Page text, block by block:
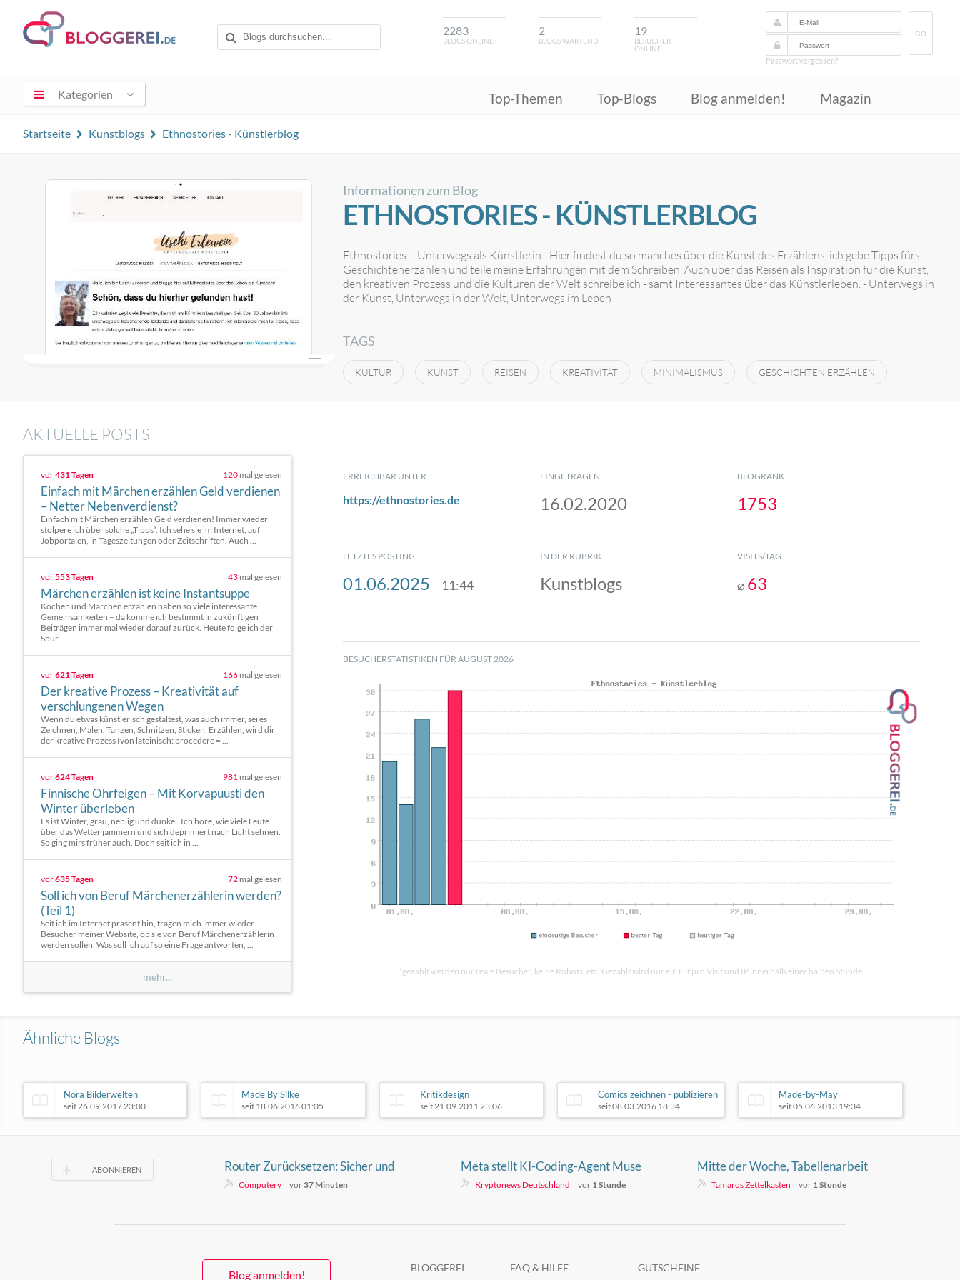
2283
BLOGS ONLINE
2
BLOGS WARTEND
19
BESUCHER
ONLINE
GO
Passwort vergessen?
Kategorien Top-Themen Top-Blogs Blog anmelden! Magazin
Startseite Kunstblogs Ethnostories - Künstlerblog
Informationen zum Blog
ETHNOSTORIES - KÜNSTLERBLOG
Ethnostories – Unterwegs als Künstlerin - Hier findest du so manches über die Kunst des Erzählens, ich gebe Tipps fürs
Geschichtenerzählen und teile meine Erfahrungen mit dem Schreiben. Auch über das Reisen als Inspiration für die Kunst,
den kreativen Prozess und die Kulturen der Welt schreibe ich - samt Interessantes über das Künstlerleben. - Unterwegs in
der Kunst, Unterwegs in der Welt, Unterwegs im Leben
TAGS
KULTUR KUNST REISEN KREATIVITÄT MINIMALISMUS GESCHICHTEN ERZÄHLEN
AKTUELLE POSTS
vor431 Tagen 120 mal gelesen
Einfach mit Märchen erzählen Geld verdienen
– Netter Nebenverdienst?
Einfach mit Märchen erzählen Geld verdienen! Immer wieder
stolpere ich über solche „Tipps“. Ich sehe sie im Internet, auf
Jobportalen, in Tageszeitungen oder Zeitschriften. Auch ...
vor553 Tagen 43 mal gelesen
Märchen erzählen ist keine Instantsuppe
Kochen und Märchen erzählen haben so viele interessante
Gemeinsamkeiten – da komme ich bestimmt in zukünftigen
Beiträgen immer mal wieder darauf zurück. Heute folge ich der
Spur ...
vor621 Tagen 166 mal gelesen
Der kreative Prozess – Kreativität auf
verschlungenen Wegen
Wenn du etwas künstlerisch gestaltest, was auch immer, sei es
Zeichnen, Malen, Tanzen, Schnitzen, Sticken, Erzählen, wird dir
der kreative Prozess (von lateinisch: procedere = ...
vor624 Tagen 981 mal gelesen
Finnische Ohrfeigen – Mit Korvapuusti den
Winter überleben
Es ist Winter, grau, neblig und dunkel. Ich höre, wie viele Leute
über das Wetter jammern und sich deprimiert nach Licht sehnen.
So ging mirs früher auch. Doch seit ich in ...
vor635 Tagen 72 mal gelesen
Soll ich von Beruf Märchenerzählerin werden?
(Teil 1)
Seit ich im Internet präsent bin, fragen mich immer wieder
Besucher meiner Website, ob sie von Beruf Märchenerzählerin
werden sollen. Was soll ich auf so eine Frage antworten, ...
mehr...
ERREICHBAR UNTER
https://ethnostories.de
EINGETRAGEN
16.02.2020
BLOGRANK
1753
LETZTES POSTING
01.06.2025 11:44
IN DER RUBRIK
Kunstblogs
VISITS/TAG
⌀ 63
BESUCHERSTATISTIKEN FÜR AUGUST 2026
*gezählt werden nur reale Besucher, keine Robots, etc. Gezählt wird nur ein Hit pro Visit und IP innerhalb einer halben Stunde.
Ähnliche Blogs
Nora Bilderwelten
seit 26.09.2017 23:00
Made By Silke
seit 18.06.2016 01:05
Kritikdesign
seit 21.09.2011 23:06
Comics zeichnen - publizieren
seit 08.03.2016 18:34
Made-by-May
seit 05.06.2013 19:34
ABONNIEREN
Router Zurücksetzen: Sicher und
Schnell zur Werkseinstellung
Computery vor 37 Minuten
Meta stellt KI-Coding-Agent Muse
vor: Der Vergleich mit Claude Code
Kryptonews Deutschland vor 1 Stunde
Mitte der Woche, Tabellenarbeit
und der Mist mit dem neuen
Tamaros Zettelkasten vor 1 Stunde
Blog anmelden!
BLOGGEREI FAQ & HILFE GUTSCHEINE